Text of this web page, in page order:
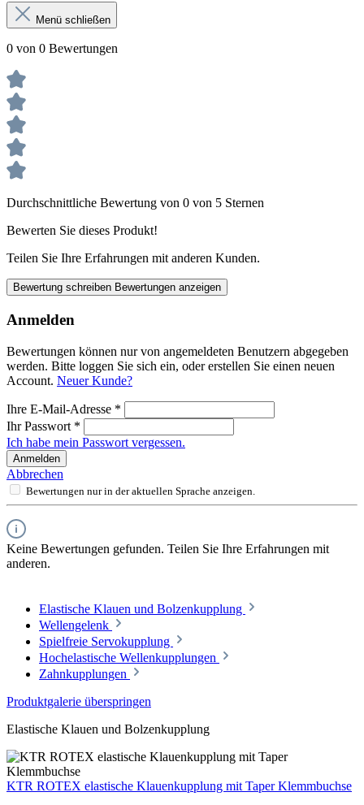
Menü schließen
0 von 0 Bewertungen
Durchschnittliche Bewertung von 0 von 5 Sternen
Bewerten Sie dieses Produkt!
Teilen Sie Ihre Erfahrungen mit anderen Kunden.
Bewertung schreiben Bewertungen anzeigen
Anmelden
Bewertungen können nur von angemeldeten Benutzern abgegeben
werden. Bitte loggen Sie sich ein, oder erstellen Sie einen neuen
Account. Neuer Kunde?
Ihre E-Mail-Adresse *
Ihr Passwort *
Ich habe mein Passwort vergessen.
Anmelden
Abbrechen
Bewertungen nur in der aktuellen Sprache anzeigen.
Keine Bewertungen gefunden. Teilen Sie Ihre Erfahrungen mit
anderen.
Elastische Klauen und Bolzenkupplung
Wellengelenk
Spielfreie Servokupplung
Hochelastische Wellenkupplungen
Zahnkupplungen
Produktgalerie überspringen
Elastische Klauen und Bolzenkupplung
KTR ROTEX elastische Klauenkupplung mit Taper Klemmbuchse